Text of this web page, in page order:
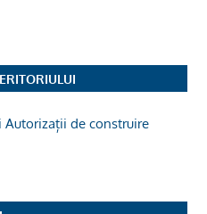
Autorizații de construire